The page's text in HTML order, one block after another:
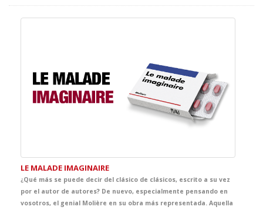
LE MALADE IMAGINAIRE
¿Qué más se puede decir del clásico de clásicos, escrito a su vez
por el autor de autores? De nuevo, especialmente pensando en
vosotros, el genial Molière en su obra más representada. Aquella